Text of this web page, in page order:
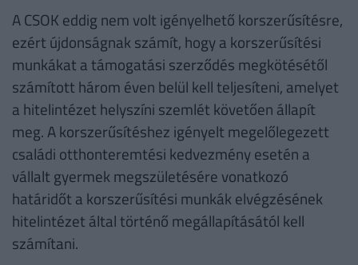
A CSOK eddig nem volt igényelhető korszerűsítésre,
ezért újdonságnak számít, hogy a korszerűsítési
munkákat a támogatási szerződés megkötésétől
számított három éven belül kell teljesíteni, amelyet
a hitelintézet helyszíni szemlét követően állapít
meg. A korszerűsítéshez igényelt megelőlegezett
családi otthonteremtési kedvezmény esetén a
vállalt gyermek megszületésére vonatkozó
határidőt a korszerűsítési munkák elvégzésének
hitelintézet által történő megállapításától kell
számítani.